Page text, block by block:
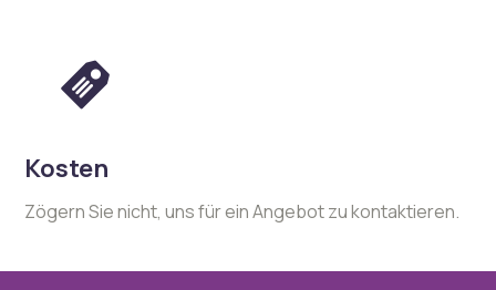
Kosten
Zögern Sie nicht, uns für ein Angebot zu kontaktieren.